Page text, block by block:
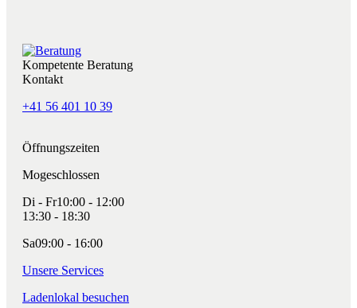
Kompetente Beratung
Kontakt
+41 56 401 10 39
Öffnungszeiten
Mogeschlossen
Di - Fr10:00 - 12:00
13:30 - 18:30
Sa09:00 - 16:00
Unsere Services
Ladenlokal besuchen